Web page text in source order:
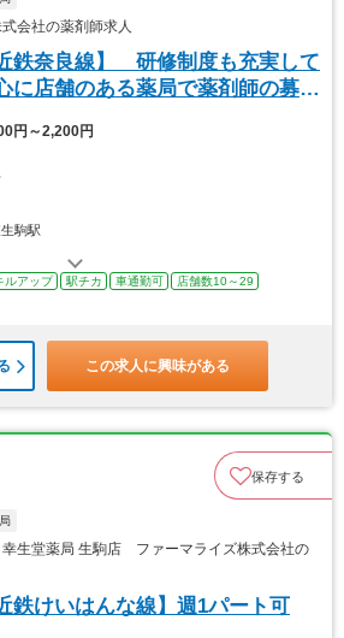
会社の薬剤師求人
鉄奈良線】 研修制度も充実して
店舗のある薬局で薬剤師の募集
円～2,200円
駒駅
ルアップ 駅チカ 車通勤可
店舗数10～29
この求人に興味がある
保存する
生堂薬局 生駒店 ファーマライズ株式会社の
鉄けいはんな線】週1パート可